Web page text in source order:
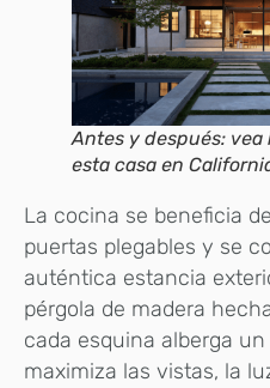
Antes y después:
esta casa en
La cocina se beneficia
puertas plegables y se
auténtica estancia
pérgola de madera
cada esquina alberga
maximiza las vistas, la